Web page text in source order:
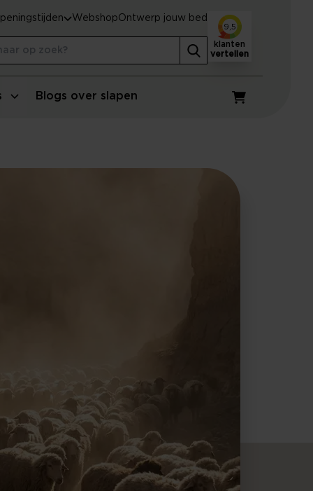
Blogs over slapen
Winkelwagen
WebshopOntwerp jouw bed
9,5
klanten
vertellen